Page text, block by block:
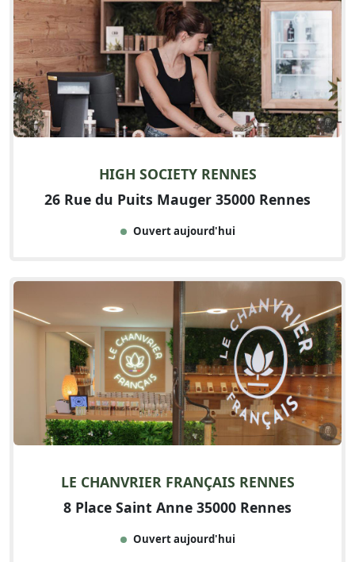
HIGH SOCIETY RENNES
26 Rue du Puits Mauger 35000 Rennes
Ouvert aujourd'hui
LE CHANVRIER FRANÇAIS RENNES
8 Place Saint Anne 35000 Rennes
Ouvert aujourd'hui